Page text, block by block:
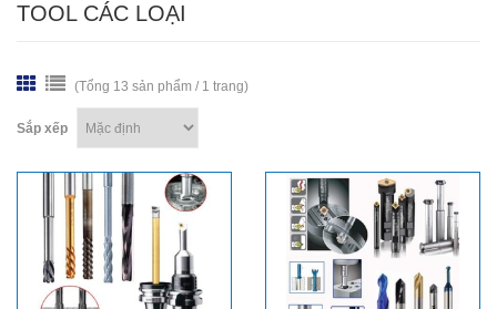
TOOL CÁC LOẠI
(Tổng 13 sản phẩm / 1 trang)
Sắp xếp